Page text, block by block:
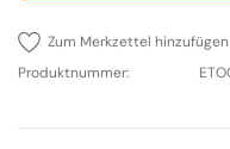
Zum Merkzettel hinzufügen
Produktnummer: